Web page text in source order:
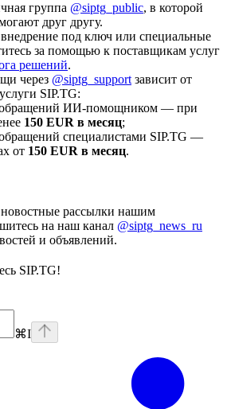
группа @siptg_public, в которой
друг другу.
под ключ или специальные
за помощью к поставщикам услуг
решений.
через @siptg_support зависит от
SIP.TG:
обращений ИИ-помощником — при
150 EUR в месяц;
специалистами SIP.TG —
от 150 EUR в месяц.
рассылки нашим
на наш канал @siptg_news_ru
и объявлений.
SIP.TG!
⌘I